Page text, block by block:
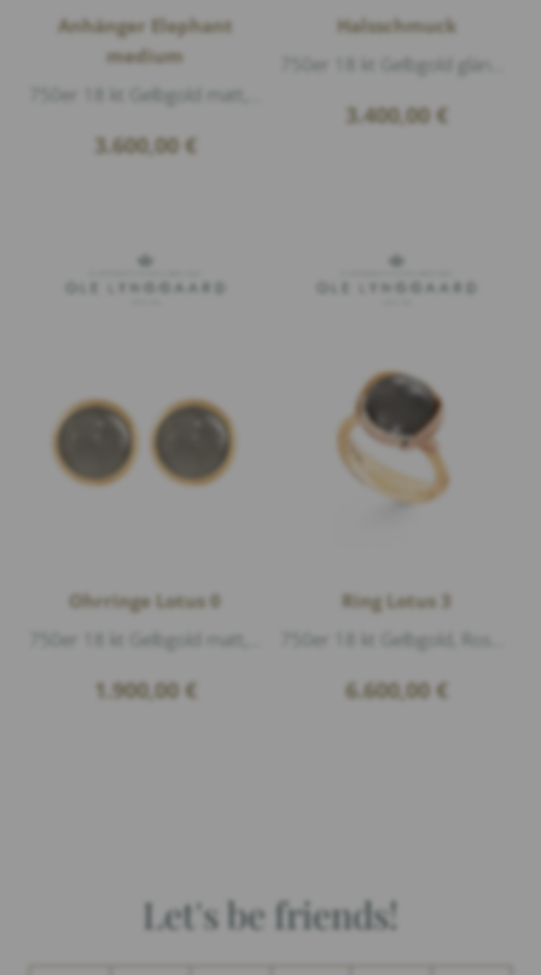
Anhänger Elephant
medium
3.600,00 €
Halsschmuck
3.400,00 €
Ohrringe Lotus 0
1.900,00 €
Ring Lotus 3
6.600,00 €
Let's be friends!